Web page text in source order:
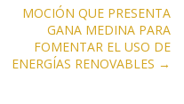
MOCIÓN QUE PRESENTA
GANA MEDINA PARA
FOMENTAR EL USO DE
ENERGÍAS RENOVABLES →